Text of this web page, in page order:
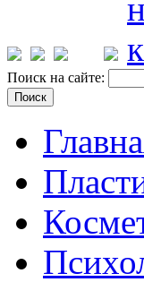
Поиск на сайте: